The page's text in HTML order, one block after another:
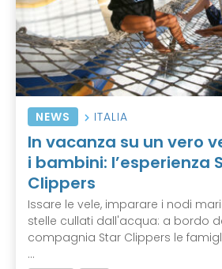
NEWS ITALIA
In vacanza su un vero
i bambini: l’esperienza
Clippers
Issare le vele, imparare i nodi
stelle cullati dall'acqua: a bordo
compagnia Star Clippers le
...